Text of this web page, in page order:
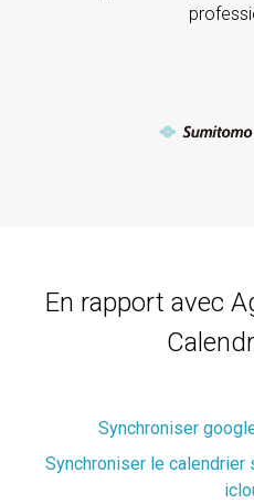
En rapport avec
Synchroniser
Synchroniser le calendrier